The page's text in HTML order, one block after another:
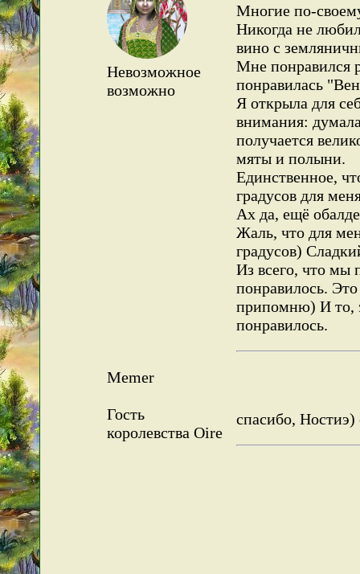
Невозможное
возможно
Многие по-
Никогда не
вино с
Мне понравился
понравилась
Я открыла для
внимания:
получается
мяты и полыни.
Единственное,
градусов для
Ах да, ещё
Жаль, что для
градусов)
Из всего, что мы
понравилось.
припомню) И то,
понравилось.
Memer
Гость
королевства Oire
спасибо,